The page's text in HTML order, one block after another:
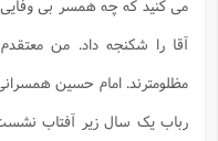
می کنید که چه همسر بی
آقا را شکنجه داد. من
مظلومترند. امام حسین
رباب یک سال زیر آفتاب